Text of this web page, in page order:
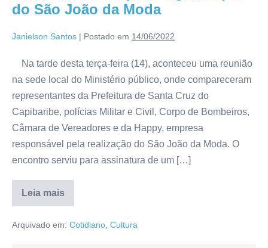
do São João da Moda
Janielson Santos | Postado em 14/06/2022
Na tarde desta terça-feira (14), aconteceu uma reunião
na sede local do Ministério público, onde compareceram
representantes da Prefeitura de Santa Cruz do
Capibaribe, polícias Militar e Civil, Corpo de Bombeiros,
Câmara de Vereadores e da Happy, empresa
responsável pela realização do São João da Moda. O
encontro serviu para assinatura de um […]
Leia mais
Arquivado em: Cotidiano Cultura